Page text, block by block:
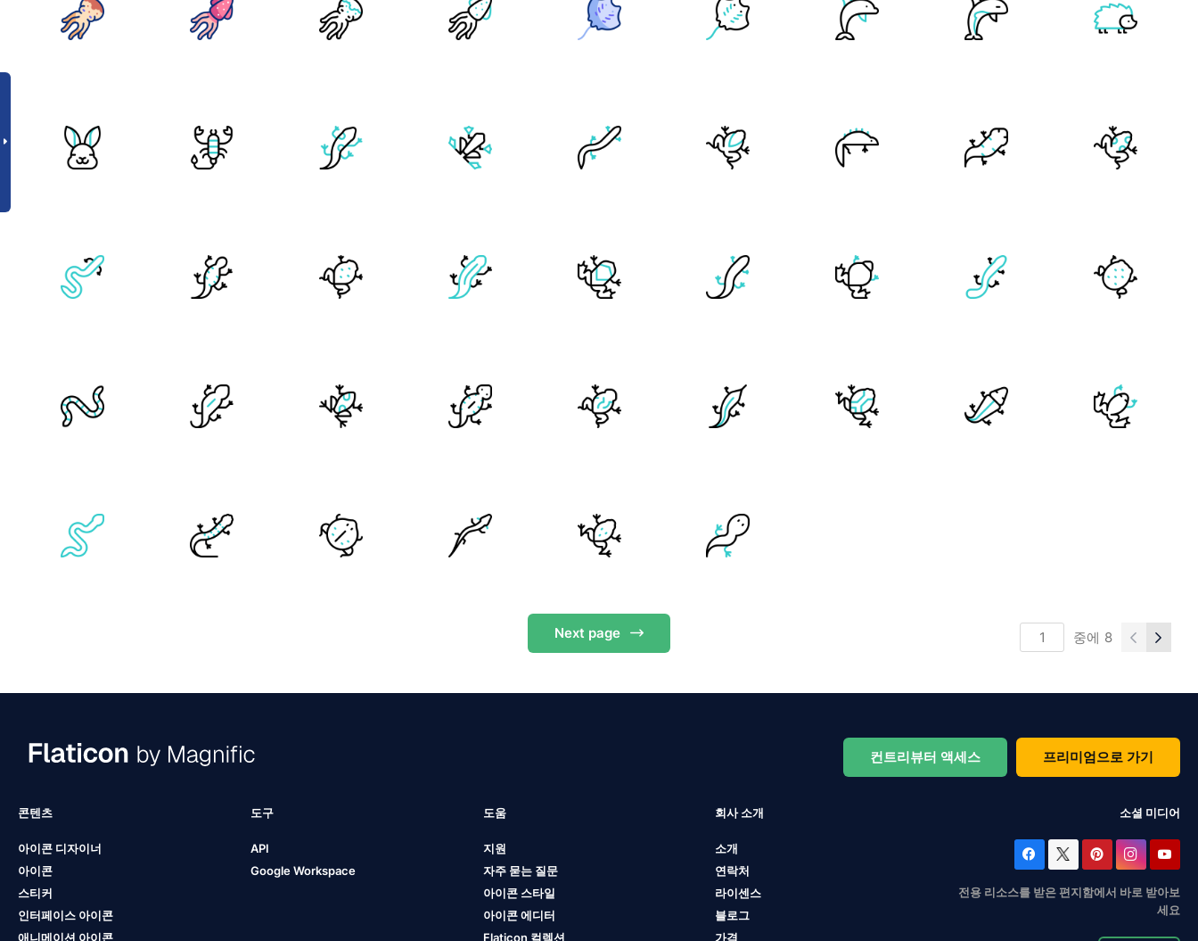
Next page 중에 8
컨트리뷰터 액세스 프리미엄으로 가기
콘텐츠
아이콘 디자이너
아이콘
스티커
인터페이스 아이콘
애니메이션 아이콘
도구
API
Google Workspace
도움
지원
자주 묻는 질문
아이콘 스타일
아이콘 에디터
Flaticon 컬렉션
회사 소개
소개
연락처
라이센스
블로그
가격
소셜 미디어
전용 리소스를 받은 편지함에서 바로 받아보
세요